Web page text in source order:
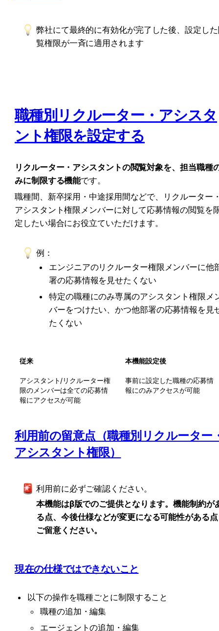
弊社にて最終的に有効化が完了した後、設定し
覧権限が一斉に適用されます
職種別リクルーター・アシスタ
ント権限を設定する
リクルーター・アシスタントの閲覧対象を、担当職種
みに制限する機能です。
職種間、新卒採用・中途採用間などで、リクルーター
アシスタント権限メンバーに対して応募情報の閲覧を
定したい場合にお役立ていただけます。
例：
エンジニアのリクルーター権限メンバーに他
署の応募情報を見せたくない
特定の職種にのみ専属のアシスタント権限メ
バーをつけたい、かつ他部署の応募情報を見
たくない
従来 本機能設定後
アシスタント/リクルーター権
限のメンバーは全ての応募情
報にアクセスが可能
事前に設定した職種の応募情
報にのみアクセスが可能
利用前の留意点（職種別リクルーター
アシスタント権限）
利用前に必ずご確認ください。
本機能はβ版でのご提供となります。機能制約が
る点、今後仕様などが変更になる可能性がある
ご留意ください。
現在の仕様ではできないこと
以下の操作を職種ごとに制限すること
職種の追加・編集
エージェントの追加・編集